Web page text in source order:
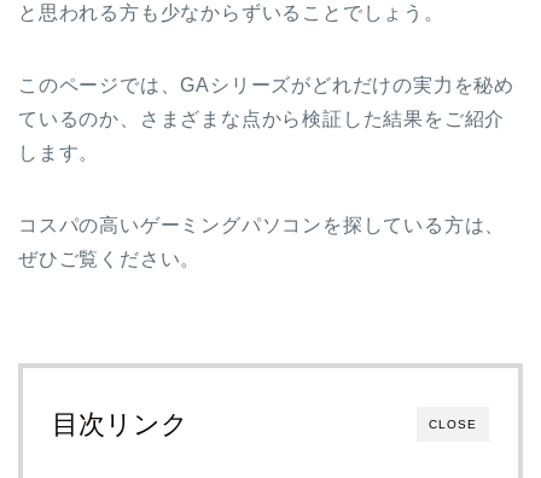
と思われる方も少なからずいることでしょう。
このページでは、GAシリーズがどれだけの実力を秘め
ているのか、さまざまな点から検証した結果をご紹介
します。
コスパの高いゲーミングパソコンを探している方は、
ぜひご覧ください。
CLOSE
目次リンク